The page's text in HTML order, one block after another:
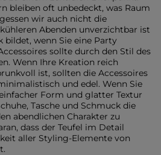
bleiben oft unbedeckt, was Raum
wir auch nicht die
Abenden unverzichtbar ist
bildet, wenn Sie eine Party
sollte durch den Stil des
Wenn Ihre Kreation reich
ist, sollten die Accessoires
und edel. Wenn Sie
Form und glatter Textur
Tasche und Schmuck die
abendlichen Charakter zu
dass der Teufel im Detail
aller Styling-Elemente von